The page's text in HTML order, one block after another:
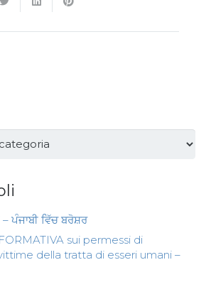
ਪੰਜਾਬੀ ਵਿੱਚ ਬਰੋਸ਼ਰ
sui permessi di
della tratta di esseri umani –